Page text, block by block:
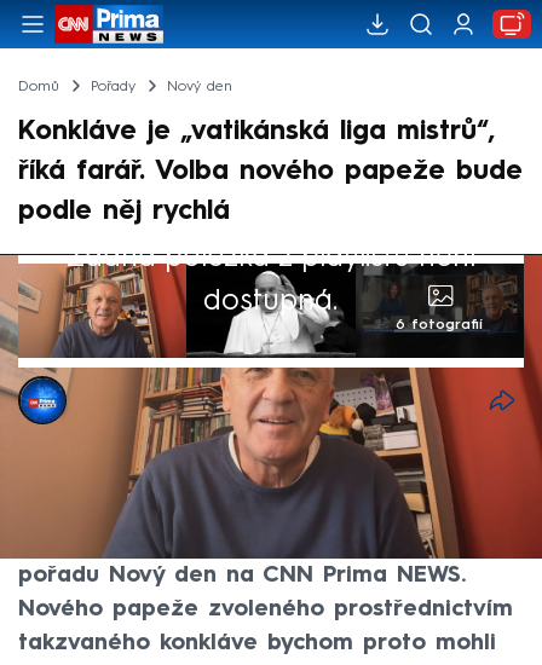
Domů Pořady Nový den
Konkláve je „vatikánská liga mistrů“,
říká farář. Volba nového papeže bude
podle něj rychlá
Žádná položka z playlistu není
dostupná.
6 fotografií
Barbora Kollárová
22. dub 2025, 14:45
Volba nového papeže bude podle polského
faráře působícího v Česku Zbigniewa
Czendlika poměrně rychlá. V úterý to řekl v
pořadu Nový den na CNN Prima NEWS.
Nového papeže zvoleného prostřednictvím
takzvaného konkláve bychom proto mohli